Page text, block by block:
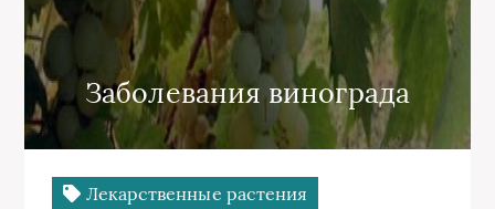
Заболевания винограда
Лекарственные растения